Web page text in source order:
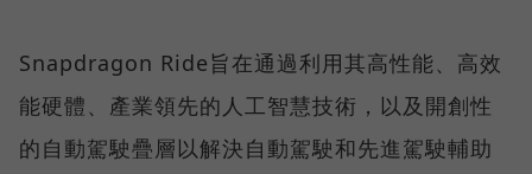
Snapdragon Ride旨在通過利用其高性能、高效
能硬體、產業領先的人工智慧技術，以及開創性
的自動駕駛疊層以解決自動駕駛和先進駕駛輔助